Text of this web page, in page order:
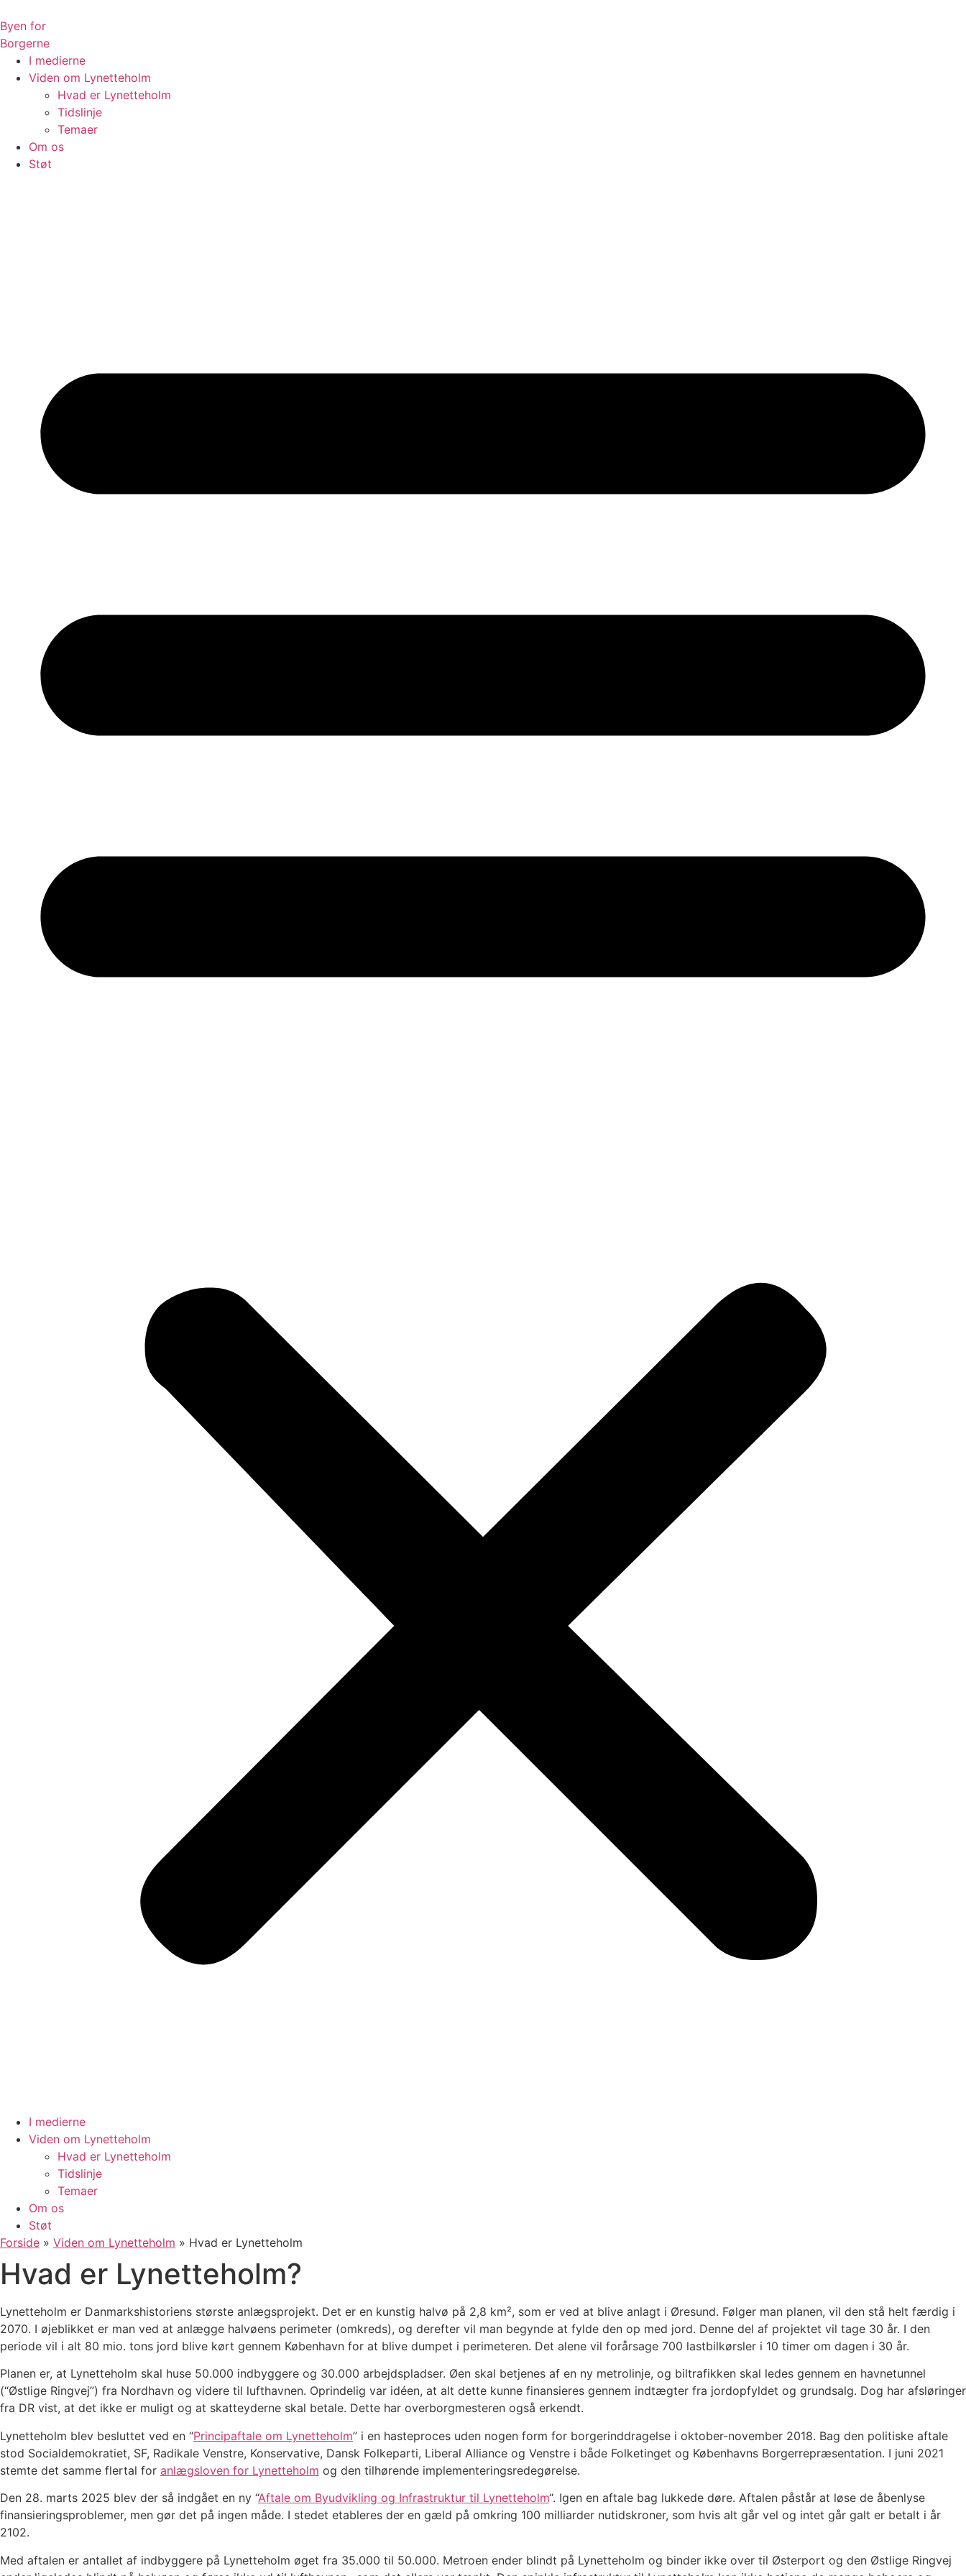
til
indhold
Byen for
Borgerne
I medierne
Viden om Lynetteholm
Hvad er Lynetteholm
Tidslinje
Temaer
Om os
Støt
I medierne
Viden om Lynetteholm
Hvad er Lynetteholm
Tidslinje
Temaer
Om os
Støt
Forside » Viden om Lynetteholm » Hvad er Lynetteholm
Hvad er Lynetteholm?
Lynetteholm er Danmarkshistoriens største anlægsprojekt. Det er en kunstig halvø på 2,8 km², som er ved at blive anlagt i Øresund. Følger man planen, vil den stå helt færdig i
2070. I øjeblikket er man ved at anlægge halvøens perimeter (omkreds), og derefter vil man begynde at fylde den op med jord. Denne del af projektet vil tage 30 år. I den
periode vil i alt 80 mio. tons jord blive kørt gennem København for at blive dumpet i perimeteren. Det alene vil forårsage 700 lastbilkørsler i 10 timer om dagen i 30 år.
Planen er, at Lynetteholm skal huse 50.000 indbyggere og 30.000 arbejdspladser. Øen skal betjenes af en ny metrolinje, og biltrafikken skal ledes gennem en havnetunnel
(“Østlige Ringvej”) fra Nordhavn og videre til lufthavnen. Oprindelig var idéen, at alt dette kunne finansieres gennem indtægter fra jordopfyldet og grundsalg. Dog har afsløringer
fra DR vist, at det ikke er muligt og at skatteyderne skal betale. Dette har overborgmesteren også erkendt.
Lynetteholm blev besluttet ved en “Principaftale om Lynetteholm” i en hasteproces uden nogen form for borgerinddragelse i oktober-november 2018. Bag den politiske aftale
stod Socialdemokratiet, SF, Radikale Venstre, Konservative, Dansk Folkeparti, Liberal Alliance og Venstre i både Folketinget og Københavns Borgerrepræsentation. I juni 2021
stemte det samme flertal for anlægsloven for Lynetteholm og den tilhørende implementeringsredegørelse.
Den 28. marts 2025 blev der så indgået en ny “Aftale om Byudvikling og Infrastruktur til Lynetteholm“. Igen en aftale bag lukkede døre. Aftalen påstår at løse de åbenlyse
finansieringsproblemer, men gør det på ingen måde. I stedet etableres der en gæld på omkring 100 milliarder nutidskroner, som hvis alt går vel og intet går galt er betalt i år
2102.
Med aftalen er antallet af indbyggere på Lynetteholm øget fra 35.000 til 50.000. Metroen ender blindt på Lynetteholm og binder ikke over til Østerport og den Østlige Ringvej